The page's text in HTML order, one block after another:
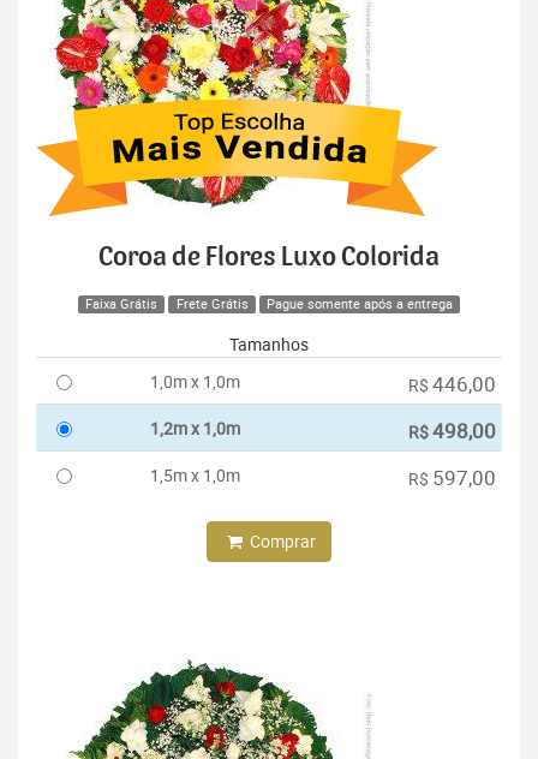
Coroa de Flores Luxo Colorida
Faixa Grátis Frete Grátis Pague somente após a entrega
Tamanhos
1,0m x 1,0m
R$ 446,00
1,2m x 1,0m R$498,00
1,5m x 1,0m R$ 597,00
Comprar